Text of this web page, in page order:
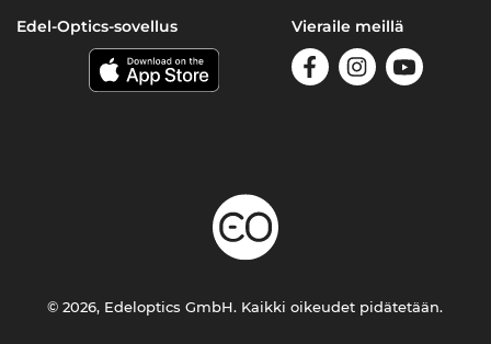
Edel-Optics-sovellus Vieraile meillä
© 2026, Edeloptics GmbH. Kaikki oikeudet pidätetään.